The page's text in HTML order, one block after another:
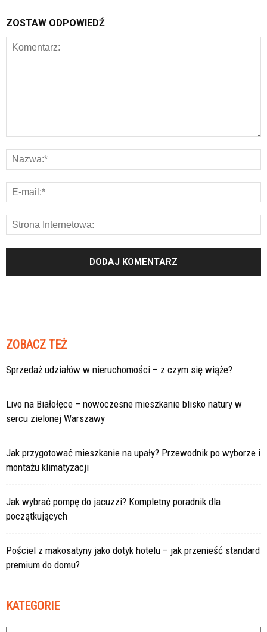
ZOSTAW ODPOWIEDŹ
ZOBACZ TEŻ
Sprzedaż udziałów w nieruchomości – z czym się wiąże?
Livo na Białołęce – nowoczesne mieszkanie blisko natury w
sercu zielonej Warszawy
Jak przygotować mieszkanie na upały? Przewodnik po wyborze i
montażu klimatyzacji
Jak wybrać pompę do jacuzzi? Kompletny poradnik dla
początkujących
Pościel z makosatyny jako dotyk hotelu – jak przenieść standard
premium do domu?
KATEGORIE
Kategorie